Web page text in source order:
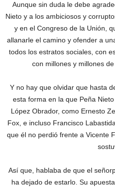
Aunque sin duda le debe
Nieto y a los ambiciosos y
y en el Congreso de la Unión,
allanarle el camino y ofender a
todos los estratos sociales, con
con millones y millones
Y no hay que olvidar que hasta
esta forma en la que Peña
López Obrador, como Ernesto
Fox, e incluso Francisco
que él no perdió frente a Vicente
Así que, hablaba de que el
ha dejado de estarlo. Su